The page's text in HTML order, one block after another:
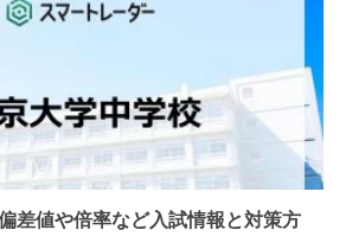
差値や倍率など入試情報と対策方